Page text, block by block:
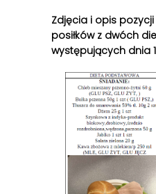
Zdjęcia i opis
posiłków z dwóch
występujących dnia